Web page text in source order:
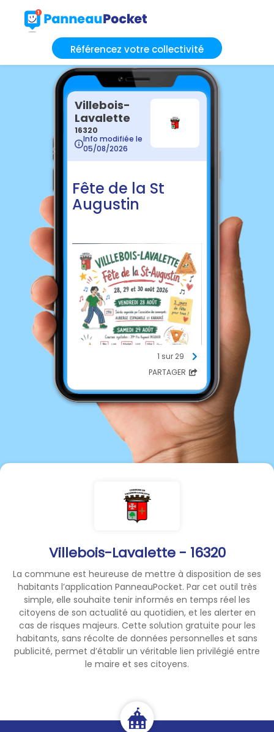
Référencez votre collectivité
Villebois-Lavalette - 16320
La commune est heureuse de mettre à disposition de ses
habitants l’application PanneauPocket. Par cet outil très
simple, elle souhaite tenir informés en temps réel les
citoyens de son actualité au quotidien, et les alerter en
cas de risques majeurs. Cette solution gratuite pour les
habitants, sans récolte de données personnelles et sans
publicité, permet d’établir un véritable lien privilégié entre
le maire et ses citoyens.
Villebois-
Lavalette
16320
Info modifiée le
05/08/2026
Fête de la St
Augustin
1 sur 29
PARTAGER